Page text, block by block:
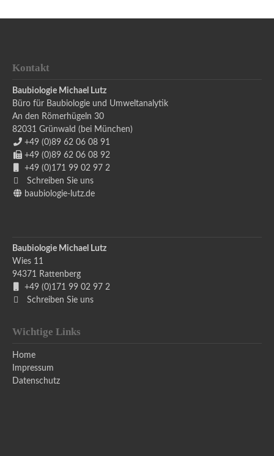
Kontakt
Baubiologie Michael Lutz
Büro für Baubiologie und Umweltanalytik
An den Römerhügeln 30
82031 Grünwald (bei München)
+49 (0)89 62 06 08 91
+49 (0)89 62 06 08 92
+49 (0)171 99 02 97 2
Schreiben Sie uns
baubiologie-lutz.de
Baubiologie Michael Lutz
Wies 11
94371 Rattenberg
+49 (0)171 99 02 97 2
Schreiben Sie uns
Wichtige Links
Home
Impressum
Datenschutz